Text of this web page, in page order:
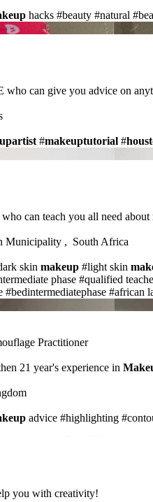
hacks #beauty #natural
who can give you advice on
#makeuptutorial #
can teach you all need about
Municipality , South Africa
skin makeup #light skin
phase #qualified
#bedintermediatephase #african
Practitioner
21 year's experience in
advice #highlighting
you with creativity!